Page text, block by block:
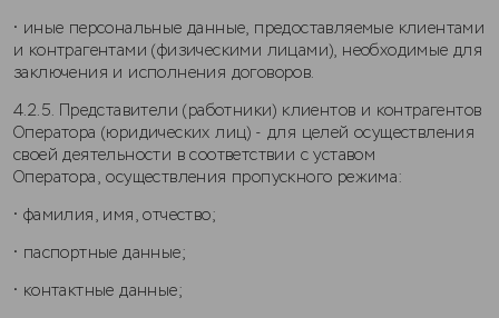
• иные персональные данные, предоставляемые клиентами
и контрагентами (физическими лицами), необходимые для
заключения и исполнения договоров.
4.2.5. Представители (работники) клиентов и контрагентов
Оператора (юридических лиц) - для целей осуществления
своей деятельности в соответствии с уставом
Оператора, осуществления пропускного режима:
• фамилия, имя, отчество;
• паспортные данные;
• контактные данные;